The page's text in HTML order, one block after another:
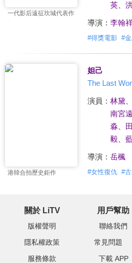
一代影后遠征坎城代表作
英、
導演： 李翰
#得獎電影 #
港韓合拍歷史鉅作
妲己
The Last
演員： 林黛
南宮遠
淼
毅、
導演： 岳楓
#女性復仇 #
關於 LiTV
版權聲明
隱私權政策
服務條款
用戶幫助
聯絡我們
常見問題
下載 APP